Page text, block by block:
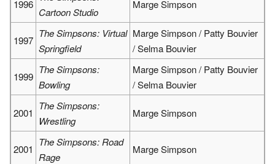
1996
Cartoon Studio
Marge Simpson
1997
The Simpsons: Virtual
Springfield
Marge Simpson / Patty Bouvier
/ Selma Bouvier
1999
The Simpsons:
Bowling
Marge Simpson / Patty Bouvier
/ Selma Bouvier
2001
The Simpsons:
Wrestling
Marge Simpson
2001
The Simpsons: Road
Rage
Marge Simpson